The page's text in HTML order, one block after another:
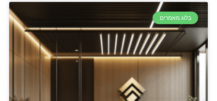
בלוג מאמרים